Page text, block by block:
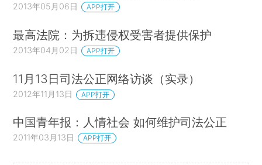
2013年05月06日 APP打开
最高法院：为拆违侵权受害者提供保护
2013年04月02日 APP打开
11月13日司法公正网络访谈（实录）
2012年11月13日 APP打开
中国青年报：人情社会 如何维护司法公正
2011年03月13日 APP打开